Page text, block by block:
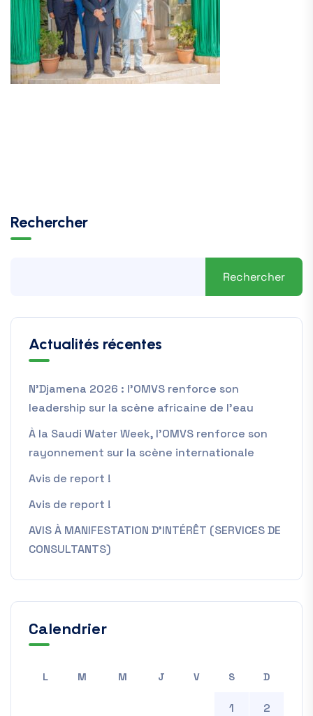
Rechercher
Rechercher
Actualités récentes
N’Djamena 2026 : l’OMVS renforce son
leadership sur la scène africaine de l’eau
À la Saudi Water Week, l’OMVS renforce son
rayonnement sur la scène internationale
Avis de report !
Avis de report !
AVIS À MANIFESTATION D’INTÉRÊT (SERVICES DE
CONSULTANTS)
Calendrier
L M M J V S D
1 2